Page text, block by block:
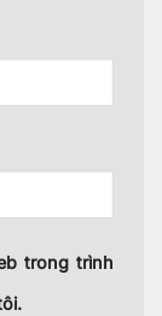
trong trình